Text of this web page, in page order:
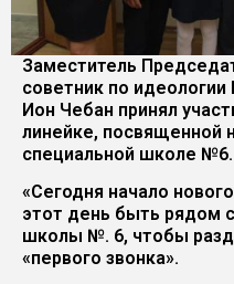
Заместитель
советник по
Ион Чебан принял
линейке, посвященной
специальной школе №6.
«Сегодня начало
этот день быть рядом
школы №. 6, чтобы
«первого звонка».